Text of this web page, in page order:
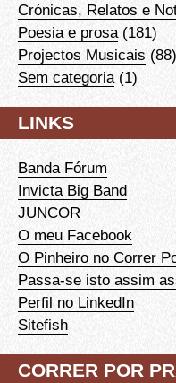
Crónicas, Relatos e
Poesia e prosa(181)
Projectos Musicais (88)
Sem categoria(1)
LINKS
Banda Fórum
Invicta Big Band
JUNCOR
O meu Facebook
O Pinheiro no Correr
Passa-se isto assim
Perfil no LinkedIn
Sitefish
CORRER POR